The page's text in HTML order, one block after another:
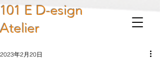
101 E D-esign
Atelier
2023年2月20日